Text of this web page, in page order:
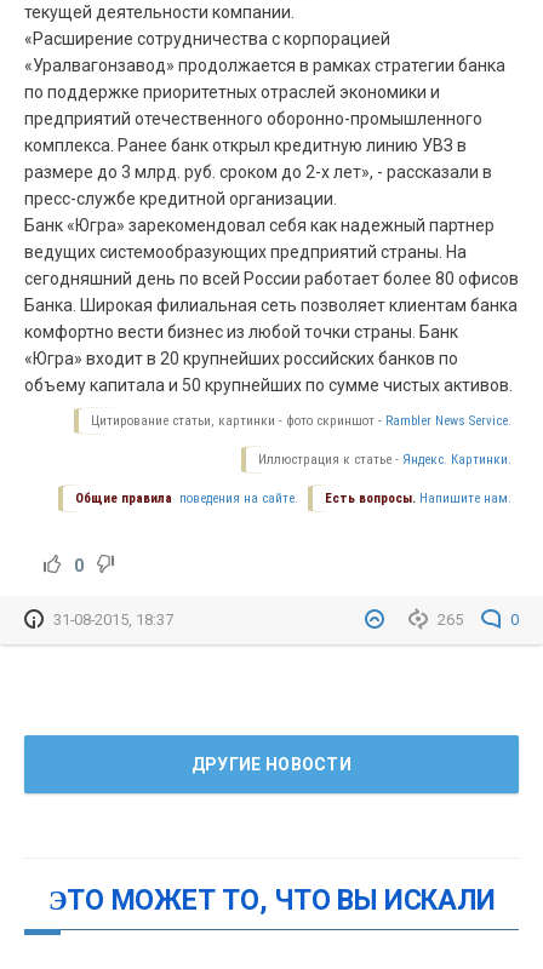
текущей деятельности компании.
«Расширение сотрудничества с корпорацией
«Уралвагонзавод» продолжается в рамках стратегии банка
по поддержке приоритетных отраслей экономики и
предприятий отечественного оборонно-промышленного
комплекса. Ранее банк открыл кредитную линию УВЗ в
размере до 3 млрд. руб. сроком до 2-х лет», - рассказали в
пресс-службе кредитной организации.
Банк «Югра» зарекомендовал себя как надежный партнер
ведущих системообразующих предприятий страны. На
сегодняшний день по всей России работает более 80 офисов
Банка. Широкая филиальная сеть позволяет клиентам банка
комфортно вести бизнес из любой точки страны. Банк
«Югра» входит в 20 крупнейших российских банков по
объему капитала и 50 крупнейших по сумме чистых активов.
Цитирование статьи, картинки - фото скриншот - Rambler News Service.
Иллюстрация к статье - Яндекс. Картинки.
Есть вопросы. Напишите нам.
Общие правила поведения на сайте.
0
265 0
31-08-2015, 18:37
ДРУГИЕ НОВОСТИ
ЭТО МОЖЕТ ТО, ЧТО ВЫ ИСКАЛИ